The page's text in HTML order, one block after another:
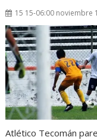
15 15-06:00 noviembre
Atlético Tecomán